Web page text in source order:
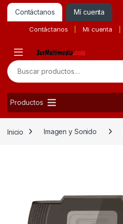
Contáctanos Mí cuenta
Contáctanos Mi cuenta
Buscar por:
Productos
Inicio Imagen y Sonido